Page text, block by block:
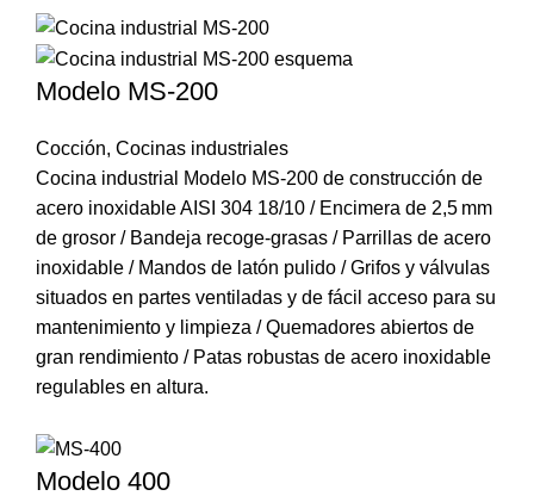
Modelo MS-200
Cocción, Cocinas industriales
Cocina industrial Modelo MS-200 de construcción de
acero inoxidable AISI 304 18/10 / Encimera de 2,5 mm
de grosor / Bandeja recoge-grasas / Parrillas de acero
inoxidable / Mandos de latón pulido / Grifos y válvulas
situados en partes ventiladas y de fácil acceso para su
mantenimiento y limpieza / Quemadores abiertos de
gran rendimiento / Patas robustas de acero inoxidable
regulables en altura.
Modelo 400